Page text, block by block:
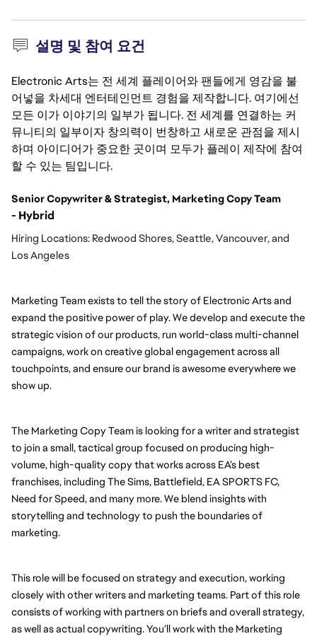
설명 및 참여 요건
Electronic Arts는 전 세계 플레이어와 팬들에게 영감을 불
어넣을 차세대 엔터테인먼트 경험을 제작합니다. 여기에선
모든 이가 이야기의 일부가 됩니다. 전 세계를 연결하는 커
뮤니티의 일부이자 창의력이 번창하고 새로운 관점을 제시
하며 아이디어가 중요한 곳이며 모두가 플레이 제작에 참여
할 수 있는 팀입니다.
Senior Copywriter & Strategist, Marketing Copy Team
- Hybrid
Hiring Locations: Redwood Shores, Seattle, Vancouver, and
Los Angeles
Marketing Team exists to tell the story of Electronic Arts and
expand the positive power of play. We develop and execute the
strategic vision of our products, run world-class multi-channel
campaigns, work on creative global engagement across all
touchpoints, and ensure our brand is awesome everywhere we
show up.
The Marketing Copy Team is looking for a writer and strategist
to join a small, tactical group focused on producing high-
volume, high-quality copy that works across EA’s best
franchises, including The Sims, Battlefield, EA SPORTS FC,
Need for Speed, and many more. We blend insights with
storytelling and technology to push the boundaries of
marketing.
This role will be focused on strategy and execution, working
closely with other writers and marketing teams. Part of this role
consists of working with partners on briefs and overall strategy,
as well as actual copywriting. You’ll work with the Marketing